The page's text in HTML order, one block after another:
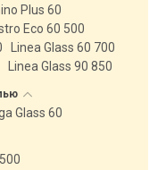
Plus 60
Eco 60 500
Linea Glass 60 700
Linea Glass 90 850
Glass 60